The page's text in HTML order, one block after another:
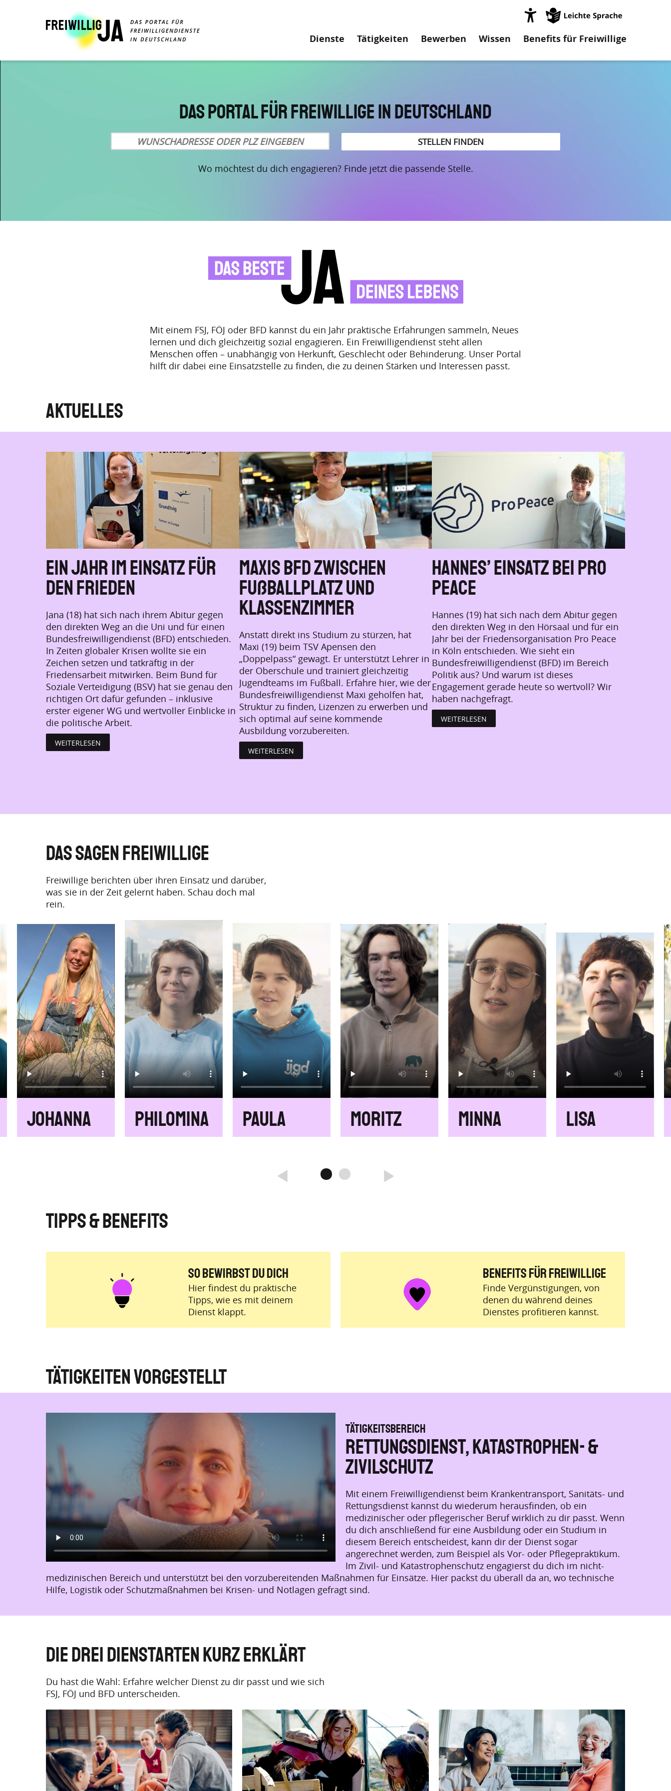
Dienste Tätigkeiten Bewerben Wissen Benefits für Freiwillige
Das Portal für Freiwillige in Deutschland
Wo möchtest du dich engagieren? Finde jetzt die passende Stelle.
Mit einem FSJ, FÖJ oder BFD kannst du ein Jahr praktische Erfahrungen sammeln, Neues
lernen und dich gleichzeitig sozial engagieren. Ein Freiwilligendienst steht allen
Menschen offen – unabhängig von Herkunft, Geschlecht oder Behinderung. Unser Portal
hilft dir dabei eine Einsatzstelle zu finden, die zu deinen Stärken und Interessen passt.
Aktuelles
Ein Jahr im Einsatz für
den Frieden
Jana (18) hat sich nach ihrem Abitur gegen
den direkten Weg an die Uni und für einen
Bundesfreiwilligendienst (BFD) entschieden.
In Zeiten globaler Krisen wollte sie ein
Zeichen setzen und tatkräftig in der
Friedensarbeit mitwirken. Beim Bund für
Soziale Verteidigung (BSV) hat sie genau den
richtigen Ort dafür gefunden – inklusive
erster eigener WG und wertvoller Einblicke in
die politische Arbeit.
WEITERLESEN
Maxis BFD zwischen
Fußballplatz und
Klassenzimmer
Anstatt direkt ins Studium zu stürzen, hat
Maxi (19) beim TSV Apensen den
„Doppelpass“ gewagt. Er unterstützt Lehrer in
der Oberschule und trainiert gleichzeitig
Jugendteams im Fußball. Erfahre hier, wie der
Bundesfreiwilligendienst Maxi geholfen hat,
Struktur zu finden, Lizenzen zu erwerben und
sich optimal auf seine kommende
Ausbildung vorzubereiten.
WEITERLESEN
Hannes’ Einsatz bei Pro
Peace
Hannes (19) hat sich nach dem Abitur gegen
den direkten Weg in den Hörsaal und für ein
Jahr bei der Friedensorganisation Pro Peace
in Köln entschieden. Wie sieht ein
Bundesfreiwilligendienst (BFD) im Bereich
Politik aus? Und warum ist dieses
Engagement gerade heute so wertvoll? Wir
haben nachgefragt.
WEITERLESEN
Das sagen Freiwillige
Freiwillige berichten über ihren Einsatz und darüber,
was sie in der Zeit gelernt haben. Schau doch mal
rein.
prev
next
Johanna Philomina Paula Moritz Minna Lisa
Tipps & Benefits
So Bewirbst du dich
Hier findest du praktische
Tipps, wie es mit deinem
Dienst klappt.
BENEFITS für Freiwillige
Finde Vergünstigungen, von
denen du während deines
Dienstes profitieren kannst.
Tätigkeiten vorgestellt
TÄTIGKEITSBEREICH
Rettungsdienst, Katastrophen- &
Zivilschutz
Mit einem Freiwilligendienst beim Krankentransport, Sanitäts- und
Rettungsdienst kannst du wiederum herausfinden, ob ein
medizinischer oder pflegerischer Beruf wirklich zu dir passt. Wenn
du dich anschließend für eine Ausbildung oder ein Studium in
diesem Bereich entscheidest, kann dir der Dienst sogar
angerechnet werden, zum Beispiel als Vor- oder Pflegepraktikum.
Im Zivil- und Katastrophenschutz engagierst du dich im nicht-
medizinischen Bereich und unterstützt bei den vorzubereitenden Maßnahmen für Einsätze. Hier packst du überall da an, wo technische
Hilfe, Logistik oder Schutzmaßnahmen bei Krisen- und Notlagen gefragt sind.
Die drei Dienstarten kurz erklärt
Du hast die Wahl: Erfahre welcher Dienst zu dir passt und wie sich
FSJ, FÖJ und BFD unterscheiden.